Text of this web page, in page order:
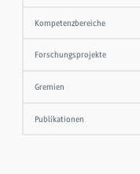
Kompetenzbereiche
Forschungsprojekte
Gremien
Publikationen